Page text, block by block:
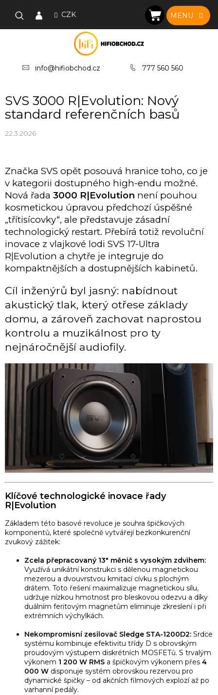
CZK
info@hifiobchod.cz 777 560 560
NÁKUPNÍ
KOŠÍK
SVS 3000 R|Evolution: Nový
standard referenčních basů
22.3.2026
Značka SVS opět posouvá hranice toho, co je
v kategorii dostupného high-endu možné.
Nová řada 3000 R|Evolution není pouhou
kosmetickou úpravou předchozí úspěšné
„třítisícovky“, ale představuje zásadní
technologický restart. Přebírá totiž revoluční
inovace z vlajkové lodi SVS 17-Ultra
R|Evolution a chytře je integruje do
kompaktnějších a dostupnějších kabinetů.
Cíl inženýrů byl jasný: nabídnout
akustický tlak, který otřese základy
domu, a zároveň zachovat naprostou
kontrolu a muzikálnost pro ty
nejnáročnější audiofily.
Klíčové technologické inovace řady
R|Evolution
Základem této basové revoluce je souhra špičkových
komponentů, které společně vytvářejí bezkonkurenční
zvukový zážitek:
Zcela přepracovaný 13" měnič s vysokým zdvihem:
Využívá unikátní konstrukci s dělenou magnetickou
mezerou a dvouvrstvou kmitací cívku s plochým
drátem. Toto řešení maximalizuje magnetickou sílu,
udržuje nízkou hmotnost pro bleskovou odezvu a díky
duálním feritovým magnetům eliminuje zkreslení i při
extrémních výchylkách.
Nekompromisní zesilovač Sledge STA-1200D2: Srdce
systému kombinuje efektivitu třídy D s obrovským
proudovým výstupem diskrétních MOSFETů. S trvalým
výkonem 1 200 W RMS a špičkovým výkonem přes 4
000 W disponuje systém obrovskou rezervou pro
dynamické špičky – od akčních filmových explozí až po
varhanní pedály.